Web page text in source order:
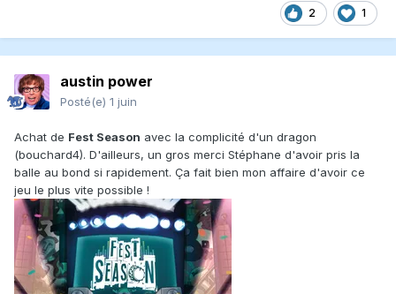
2 1
austin power
Posté(e) 1 juin
Achat de Fest Season avec la complicité d'un dragon
(bouchard4). D'ailleurs, un gros merci Stéphane d'avoir pris la
balle au bond si rapidement. Ça fait bien mon affaire d'avoir ce
jeu le plus vite possible !